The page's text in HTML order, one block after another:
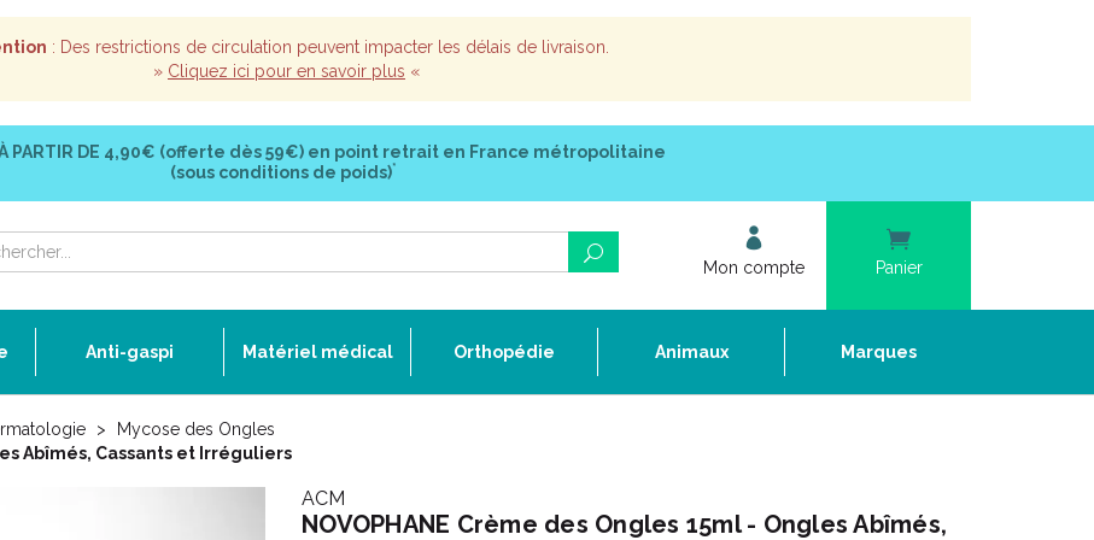
: Des restrictions de circulation peuvent impacter les délais de livraison.
» Cliquez ici pour en savoir plus «
PARTIR DE 4,90€ (offerte dès 59€) en point retrait en France métropolitaine
(sous conditions de poids)*
Mon compte Panier
Anti-gaspi Matériel médical Orthopédie Animaux Marques
Mycose des Ongles
Abîmés, Cassants et Irréguliers
ACM
NOVOPHANE Crème des Ongles 15ml - Ongles Abîmés,